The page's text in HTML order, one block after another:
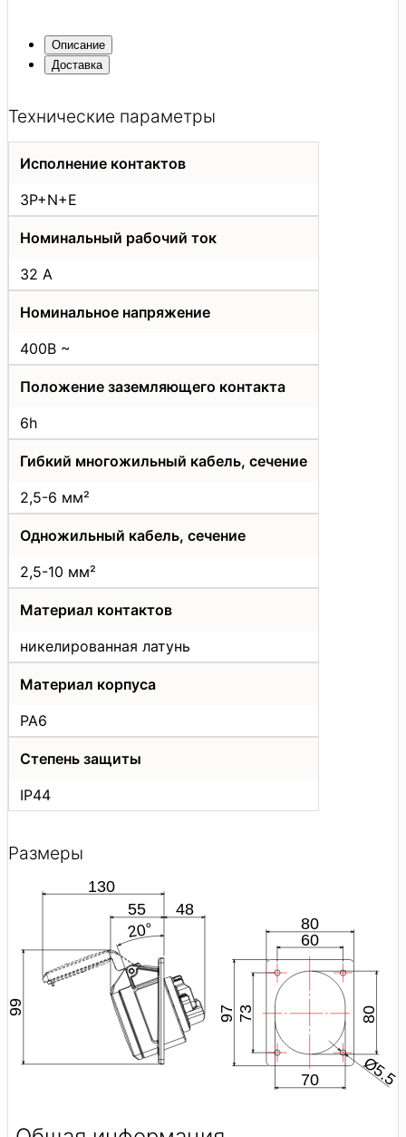
Описание
Доставка
Технические параметры
Исполнение контактов
3P+N+E
Номинальный рабочий ток
32 А
Номинальное напряжение
400В ~
Положение заземляющего контакта
6h
Гибкий многожильный кабель, сечение
2,5-6 мм²
Одножильный кабель, сечение
2,5-10 мм²
Материал контактов
никелированная латунь
Материал корпуса
PA6
Степень защиты
IP44
Размеры